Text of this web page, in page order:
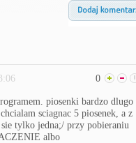
0
piosenki bardzo dlugo
sciagnac 5 piosenek, a z
tylko jedna;/ przy pobieraniu
albo